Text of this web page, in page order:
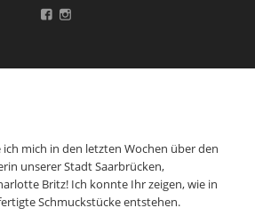
mich in den letzten Wochen über den
unserer Stadt Saarbrücken,
Britz! Ich konnte Ihr zeigen, wie in
Schmuckstücke entstehen.